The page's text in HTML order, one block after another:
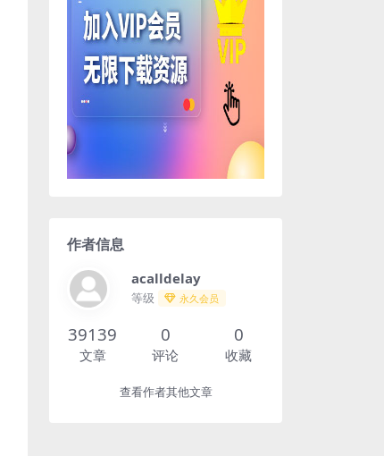
作者信息
acalldelay
等级 永久会员
39139
文章
0
评论
0
收藏
查看作者其他文章